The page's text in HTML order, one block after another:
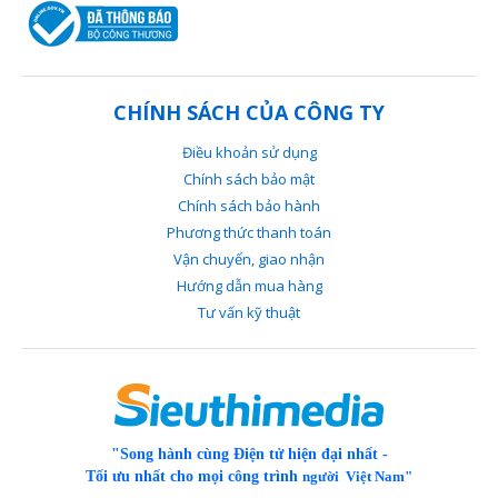
Website: https://sieuthimedia.vn/
0888 277 813
0888 277 813
Địa chỉ: 47/4 Nguyễn Văn Săng, phường Tân Sơn
Nhì, quận Tân Phú
CHÍNH SÁCH CỦA CÔNG TY
Điều khoản sử dụng
Chính sách bảo mật
Chính sách bảo hành
Phương thức thanh toán
Vận chuyển, giao nhận
Hướng dẫn mua hàng
Tư vấn kỹ thuật
"Song hành cùng Điện tử hiện đại nhất -
Tối ưu nhất cho mọi công trình người Việt Nam"